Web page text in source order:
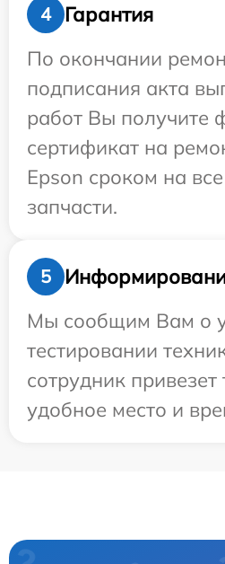
4
Гарантия
По окончании
подписания акта
работ Вы получите
сертификат на
Epson сроком на
запчасти.
5
Мы сообщим Вам о
тестировании
сотрудник привезет
удобное место и